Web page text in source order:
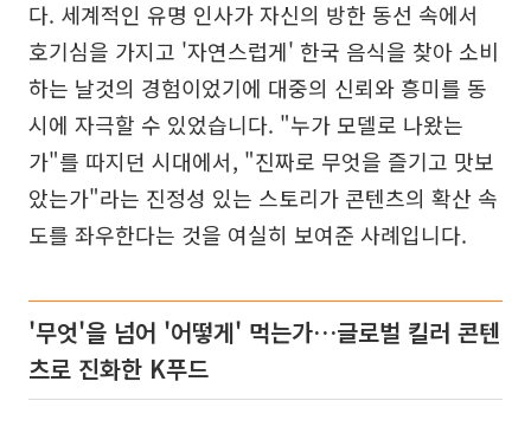
다. 세계적인 유명 인사가 자신의 방한 동선 속에서
호기심을 가지고 '자연스럽게' 한국 음식을 찾아 소비
하는 날것의 경험이었기에 대중의 신뢰와 흥미를 동
시에 자극할 수 있었습니다. "누가 모델로 나왔는
가"를 따지던 시대에서, "진짜로 무엇을 즐기고 맛보
았는가"라는 진정성 있는 스토리가 콘텐츠의 확산 속
도를 좌우한다는 것을 여실히 보여준 사례입니다.
'무엇'을 넘어 '어떻게' 먹는가…글로벌 킬러 콘텐
츠로 진화한 K푸드